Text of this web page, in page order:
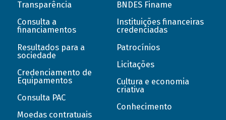
Transparência
Consulta a
financiamentos
Resultados para a
sociedade
Credenciamento de
Equipamentos
Consulta PAC
Moedas contratuais
BNDES Finame
Instituições financeiras
credenciadas
Patrocínios
Licitações
Cultura e economia
criativa
Conhecimento